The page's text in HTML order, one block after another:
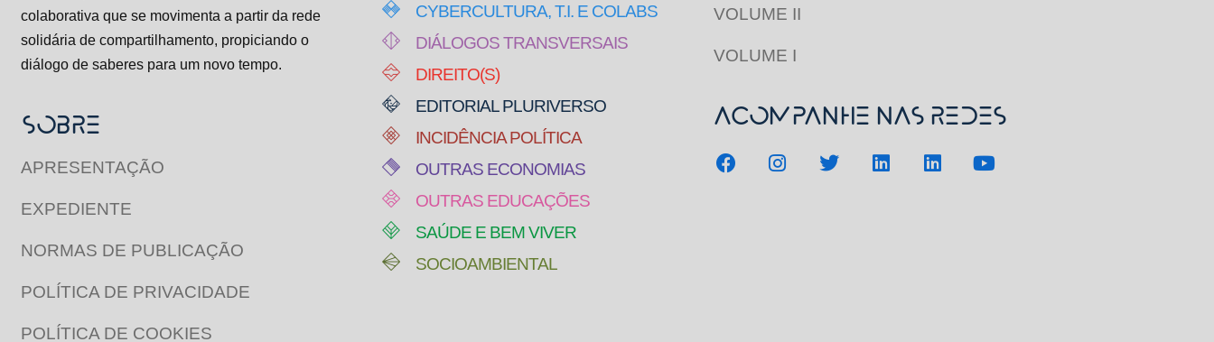
colaborativa que se movimenta a partir da rede
solidária de compartilhamento, propiciando o
diálogo de saberes para um novo tempo.
SOBRE
APRESENTAÇÃO
EXPEDIENTE
NORMAS DE PUBLICAÇÃO
POLÍTICA DE PRIVACIDADE
POLÍTICA DE COOKIES
CYBERCULTURA, T.I. E COLABS
DIÁLOGOS TRANSVERSAIS
DIREITO(S)
EDITORIAL PLURIVERSO
INCIDÊNCIA POLÍTICA
OUTRAS ECONOMIAS
OUTRAS EDUCAÇÕES
SAÚDE E BEM VIVER
SOCIOAMBIENTAL
VOLUME II
VOLUME I
Acompanhe nas redes